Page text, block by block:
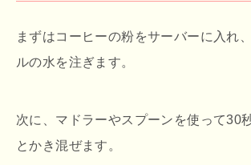
まずはコーヒーの粉をサーバーに入れ
ルの水を注ぎます。
次に、マドラーやスプーンを使って30
とかき混ぜます。